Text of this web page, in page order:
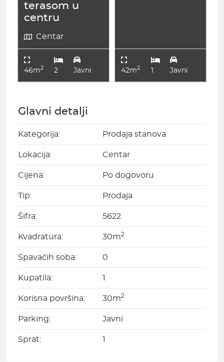
terasom u
centru
Centar
46m2 2 Javni 42m2 1 Javni
Glavni detalji
Kategorija: Prodaja stanova
Lokacija: Centar
Cijena: Po dogovoru
Tip: Prodaja
Šifra: 5622
Kvadratura: 30m2
Spavaćih soba: 0
Kupatila: 1
Korisna površina: 30m2
Parking: Javni
Sprat: 1